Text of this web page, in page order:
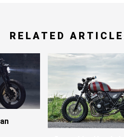
RELATED